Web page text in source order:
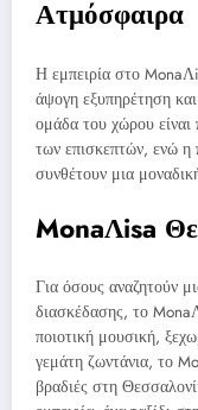
Ατμόσφαιρα
Η εμπειρία στο
άψογη εξυπηρέτηση
ομάδα του χώρου είναι
των επισκεπτών, ενώ η
συνθέτουν μια
MonaΛisa
Για όσους αναζητούν
διασκέδασης, το
ποιοτική μουσική,
γεμάτη ζωντάνια, το
βραδιές στη